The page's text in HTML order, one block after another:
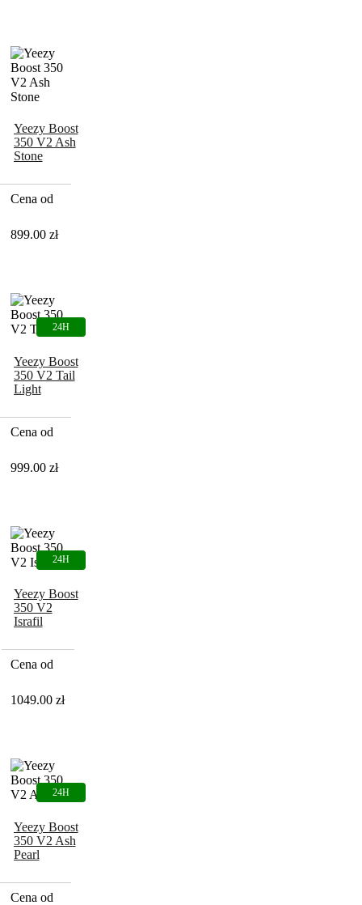
Yeezy Boost
350 V2 Ash
Stone
Cena od
899.00 zł
Yeezy Boost
350 V2 Tail
Light
Cena od
999.00 zł
Yeezy Boost
350 V2
Israfil
Cena od
1049.00 zł
Yeezy Boost
350 V2 Ash
Pearl
Cena od